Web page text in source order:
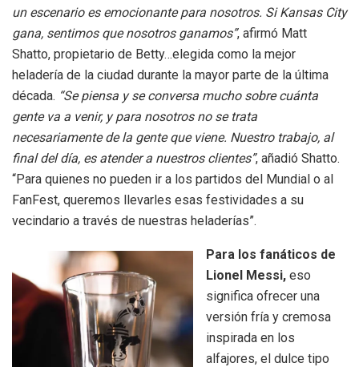
un escenario es emocionante para nosotros. Si Kansas City
gana, sentimos que nosotros ganamos”, afirmó Matt
Shatto, propietario de Betty…elegida como la mejor
heladería de la ciudad durante la mayor parte de la última
década. “Se piensa y se conversa mucho sobre cuánta
gente va a venir, y para nosotros no se trata
necesariamente de la gente que viene. Nuestro trabajo, al
final del día, es atender a nuestros clientes”, añadió Shatto.
“Para quienes no pueden ir a los partidos del Mundial o al
FanFest, queremos llevarles esas festividades a su
vecindario a través de nuestras heladerías”.
Para los fanáticos de
Lionel Messi, eso
significa ofrecer una
versión fría y cremosa
inspirada en los
alfajores, el dulce tipo